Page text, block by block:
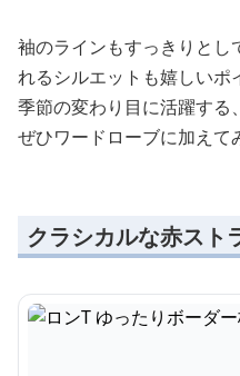
袖のラインもすっきりとし
れるシルエットも嬉しいポ
季節の変わり目に活躍する
ぜひワードローブに加えて
クラシカルな赤スト